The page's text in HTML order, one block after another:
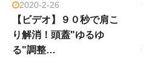
2020-2-26
【ビデオ】９０秒で肩こ
り解消！頭蓋"ゆるゆ
る"調整…